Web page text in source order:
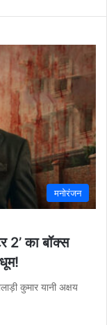
मनोरंजन
2’ का बॉक्स
कुमार यानी अक्षय